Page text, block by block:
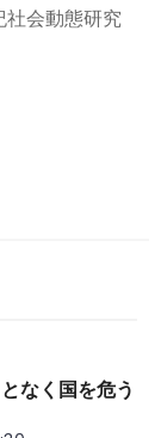
社会動態研究
なく国を危う